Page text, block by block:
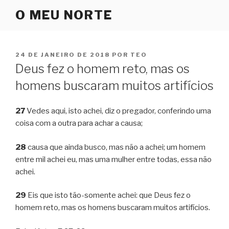
O MEU NORTE
PUBLICADO
EM
24 DE JANEIRO DE 2018 POR TEO
Deus fez o homem reto, mas os
homens buscaram muitos artifícios
27Vedes aqui, isto achei, diz o pregador, conferindo uma
coisa com a outra para achar a causa;
28 causa que ainda busco, mas não a achei; um homem
entre mil achei eu, mas uma mulher entre todas, essa não
achei.
29 Eis que isto tão-somente achei: que Deus fez o
homem reto, mas os homens buscaram muitos artifícios.